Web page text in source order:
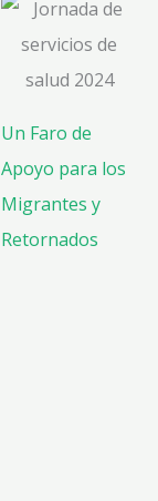
Un Faro de
Apoyo para los
Migrantes y
Retornados